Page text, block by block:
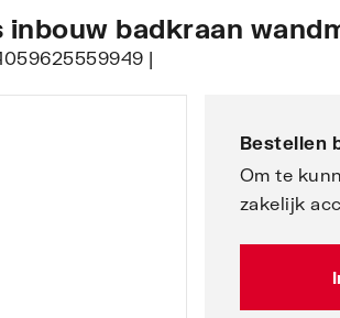
badkraan
|
Bestellen
Om te
zakelijk